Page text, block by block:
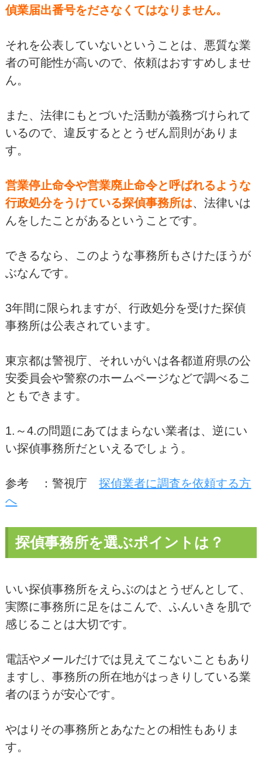
偵業届出番号をださなくてはなりません。
それを公表していないということは、悪質な業
者の可能性が高いので、依頼はおすすめしませ
ん。
また、法律にもとづいた活動が義務づけられて
いるので、違反するととうぜん罰則がありま
す。
営業停止命令や営業廃止命令と呼ばれるような
行政処分をうけている探偵事務所は、法律いは
んをしたことがあるということです。
できるなら、このような事務所もさけたほうが
ぶなんです。
3年間に限られますが、行政処分を受けた探偵
事務所は公表されています。
東京都は警視庁、それいがいは各都道府県の公
安委員会や警察のホームページなどで調べるこ
ともできます。
1.～4.の問題にあてはまらない業者は、逆にい
い探偵事務所だといえるでしょう。
参考 ：警視庁探偵業者に調査を依頼する方
へ
探偵事務所を選ぶポイントは？
いい探偵事務所をえらぶのはとうぜんとして、
実際に事務所に足をはこんで、ふんいきを肌で
感じることは大切です。
電話やメールだけでは見えてこないこともあり
ますし、事務所の所在地がはっきりしている業
者のほうが安心です。
やはりその事務所とあなたとの相性もありま
す。